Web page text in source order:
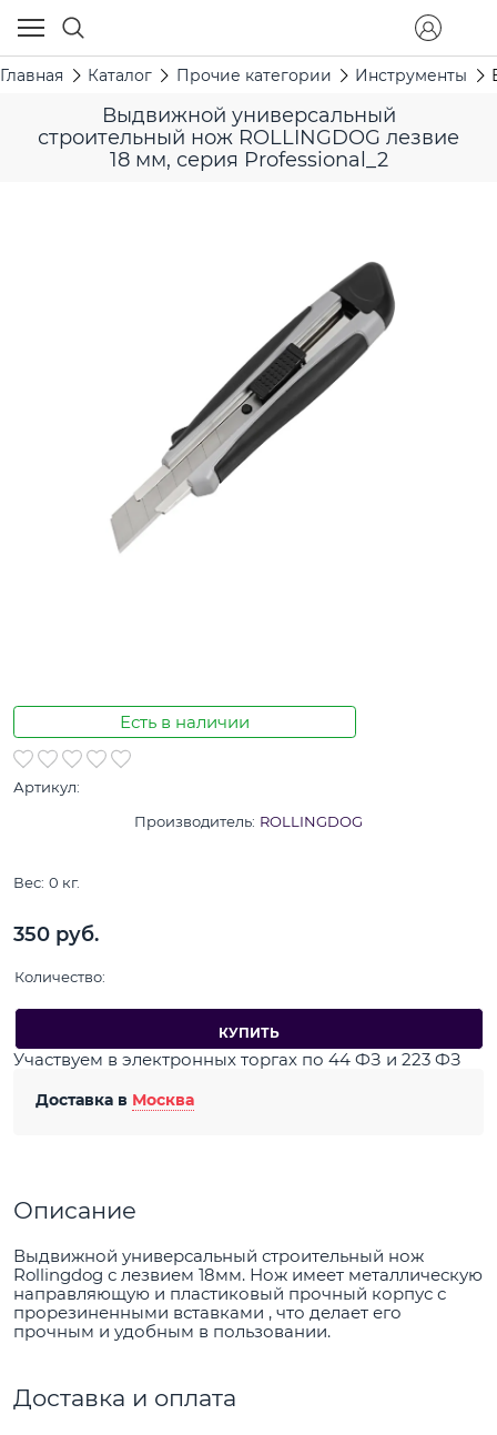
Главная Каталог Прочие категории Инструменты
Выдвижной универсальный
строительный нож ROLLINGDOG лезвие
18 мм, серия Professional_2
Есть в наличии
Артикул:
Производитель: ROLLINGDOG
Вес: 0 кг.
350 руб.
Количество:
КУПИТЬ
Участвуем в электронных торгах по 44 ФЗ и 223 ФЗ
Доставка в Москва
Описание
Выдвижной универсальный строительный нож
Rollingdog с лезвием 18мм. Нож имеет металлическую
направляющую и пластиковый прочный корпус с
прорезиненными вставками , что делает его
прочным и удобным в пользовании.
Доставка и оплата